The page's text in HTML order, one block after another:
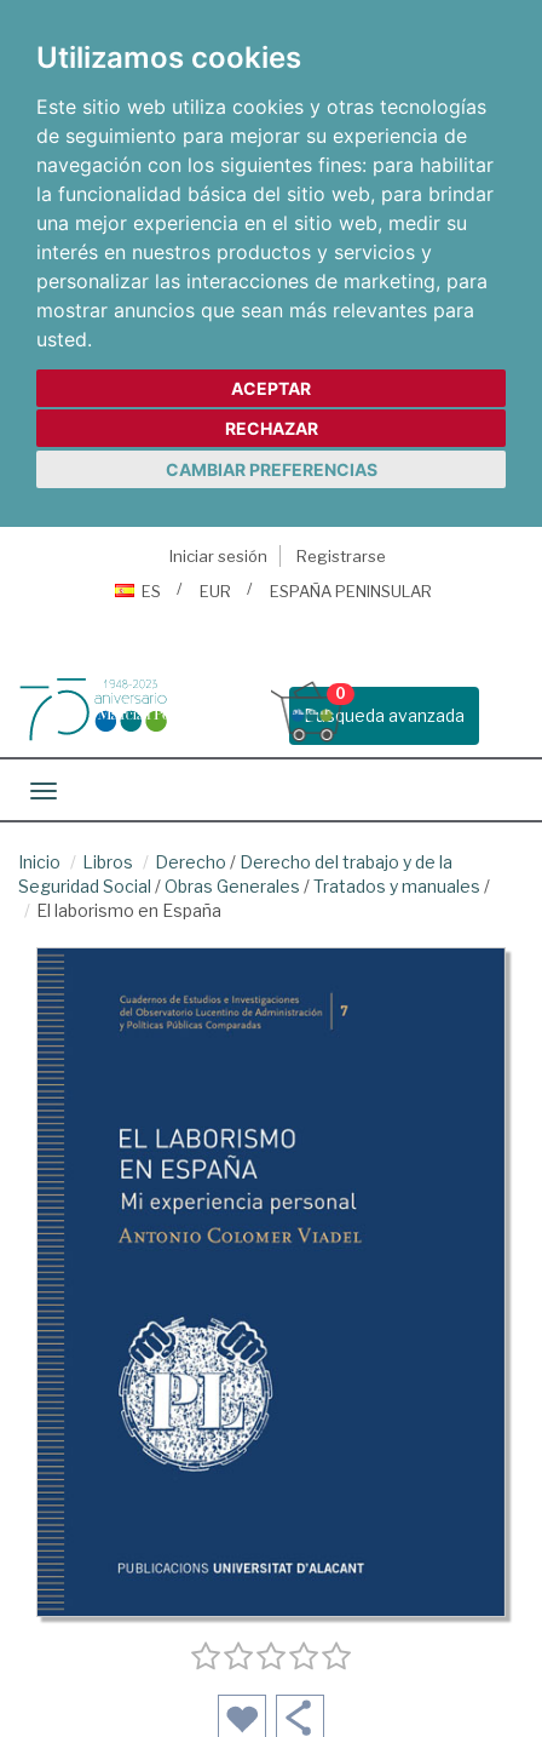
Utilizamos cookies
Este sitio web utiliza cookies y otras tecnologías
de seguimiento para mejorar su experiencia de
navegación con los siguientes fines: para habilitar
la funcionalidad básica del sitio web, para brindar
una mejor experiencia en el sitio web, medir su
interés en nuestros productos y servicios y
personalizar las interacciones de marketing, para
mostrar anuncios que sean más relevantes para
usted.
ACEPTAR
RECHAZAR
CAMBIAR PREFERENCIAS
Iniciar sesión
Registrarse
ES
EUR ESPAÑA PENINSULAR
Busqueda avanzada
0
Toggle navigation
Inicio Libros Derecho / Derecho del trabajo y de la
Seguridad Social /Obras Generales /Tratados y manuales /
El laborismo en España